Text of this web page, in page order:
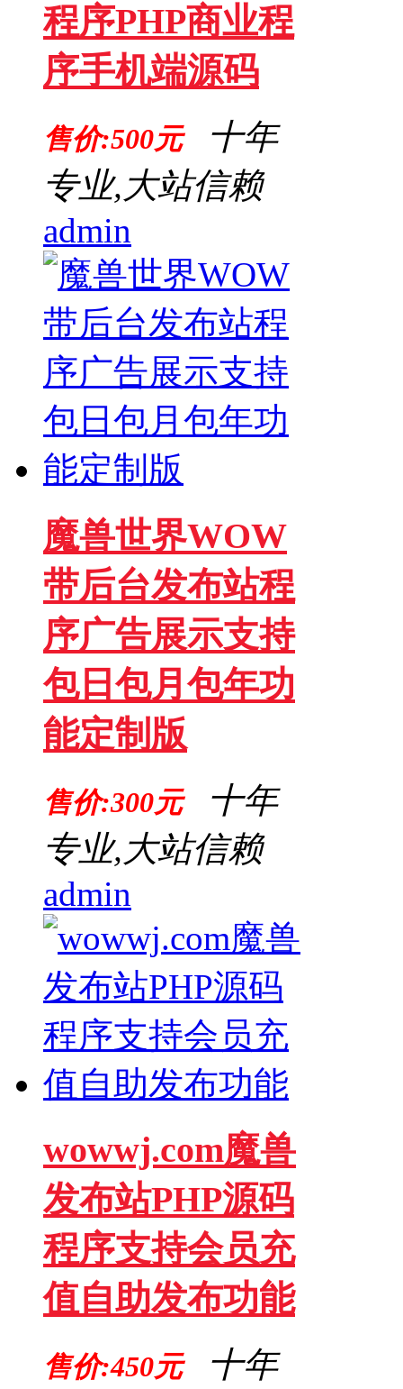
程序PHP商业程
序手机端源码
售价:500元
十年
专业,大站信赖
admin
魔兽世界WOW
带后台发布站程
序广告展示支持
包日包月包年功
能定制版
售价:300元
十年
专业,大站信赖
admin
wowwj.com魔兽
发布站PHP源码
程序支持会员充
值自助发布功能
售价:450元
十年